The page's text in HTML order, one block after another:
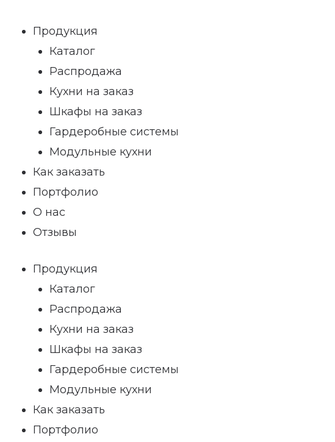
Продукция
Каталог
Распродажа
Кухни на заказ
Шкафы на заказ
Гардеробные системы
Модульные кухни
Как заказать
Портфолио
О нас
Отзывы
Продукция
Каталог
Распродажа
Кухни на заказ
Шкафы на заказ
Гардеробные системы
Модульные кухни
Как заказать
Портфолио